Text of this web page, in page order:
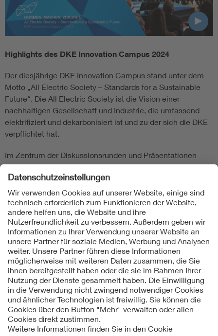
Highlights des DKE Innovation Campus 2024
Der diesjährige DKE Innovation Campus stand unter dem
Motto „All Electric Society – Standards for a Sustainable
Future“. Die All Electric Society ist die Vision einer
nachhaltigen Gesellschaft und Industrie, die umfassend
elektrifiziert und dekarbonisiert ist und zu der sich die DKE
verpflichtet hat.
Im Zentrum der Diskussionsrunden und Präsentationen
standen Gleichstrom-Anwendungen, SMART Standards
und Diversität in der Normung. Wir laden Sie herzlich ein,
die Highlights des Tages (noch einmal) zu erleben und auch
im nächsten Jahr an der Veranstaltung teilzunehmen. Viel
Spaß dabei!
Folgen Sie uns